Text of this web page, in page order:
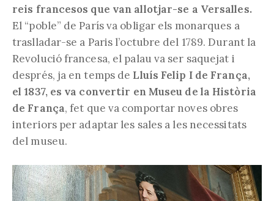
reis francesos que van allotjar-se a Versalles.
El “poble” de París va obligar els monarques a
traslladar-se a Paris l’octubre del 1789. Durant la
Revolució francesa, el palau va ser saquejat i
després, ja en temps de Lluís Felip I de França,
el 1837, es va convertir en Museu de la Història
de França, fet que va comportar noves obres
interiors per adaptar les sales a les necessitats
del museu.